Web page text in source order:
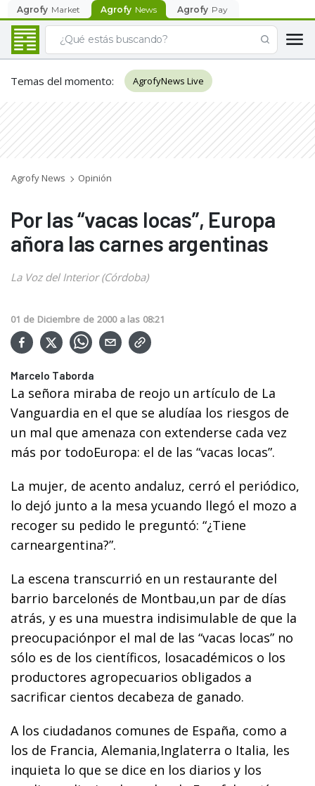
Agrofy Market Agrofy News Agrofy Pay
Temas del momento: AgrofyNews Live
Agrofy News Opinión
Por las “vacas locas”, Europa
añora las carnes argentinas
La Voz del Interior (Córdoba)
01 de Diciembre de 2000 a las 08:21
Marcelo Taborda
La señora miraba de reojo un artículo de La
Vanguardia en el que se aludíaa los riesgos de
un mal que amenaza con extenderse cada vez
más por todoEuropa: el de las “vacas locas”.
La mujer, de acento andaluz, cerró el periódico,
lo dejó junto a la mesa ycuando llegó el mozo a
recoger su pedido le preguntó: “¿Tiene
carneargentina?”.
La escena transcurrió en un restaurante del
barrio barcelonés de Montbau,un par de días
atrás, y es una muestra indisimulable de que la
preocupaciónpor el mal de las “vacas locas” no
sólo es de los científicos, losacadémicos o los
productores agropecuarios obligados a
sacrificar cientos decabeza de ganado.
A los ciudadanos comunes de España, como a
los de Francia, Alemania,Inglaterra o Italia, les
inquieta lo que se dice en los diarios y los